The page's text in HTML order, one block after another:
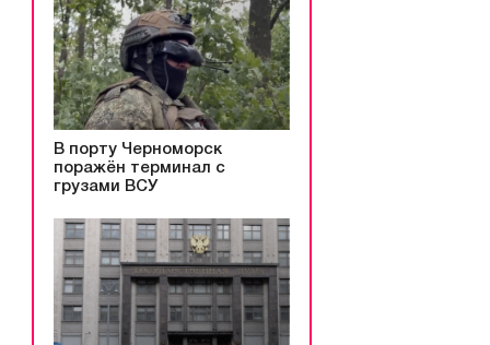
В порту Черноморск
поражён терминал с
грузами ВСУ